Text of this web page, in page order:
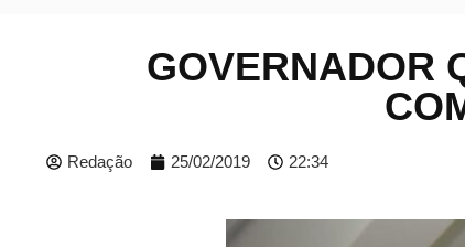
GOVERNADOR
Redação 25/02/2019 22:34